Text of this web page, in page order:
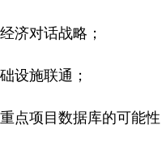
济对话战略；
设施联通；
点项目数据库的可能性